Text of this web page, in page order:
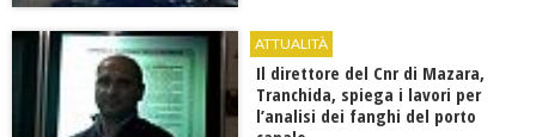
ATTUALITÀ
Il direttore del Cnr di Mazara,
Tranchida, spiega i lavori per
l’analisi dei fanghi del porto